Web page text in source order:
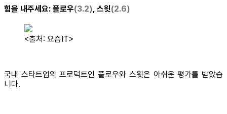
힘을 내주세요: 플로우(3.2), 스윗(2.6)
<출처: 요즘IT>
국내 스타트업의 프로덕트인 플로우와 스윗은 아쉬운 평가를 받았습
니다.